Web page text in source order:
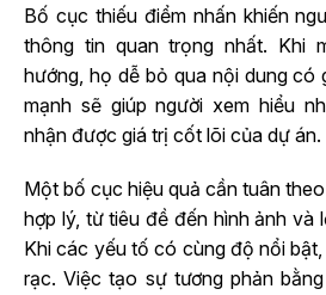
Bố cục thiếu điểm nhấn khiến
thông tin quan trọng nhất. Khi
hướng, họ dễ bỏ qua nội dung có
mạnh sẽ giúp người xem hiểu
nhận được giá trị cốt lõi của dự án.
Một bố cục hiệu quả cần tuân
hợp lý, từ tiêu đề đến hình ảnh và
Khi các yếu tố có cùng độ nổi
rạc. Việc tạo sự tương phản